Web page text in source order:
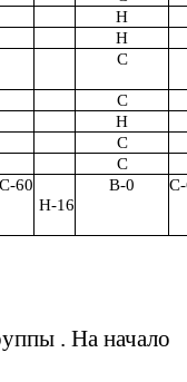
Н
Н
С
С
Н
С
С
С-60
Н-16
В-0
. На начало